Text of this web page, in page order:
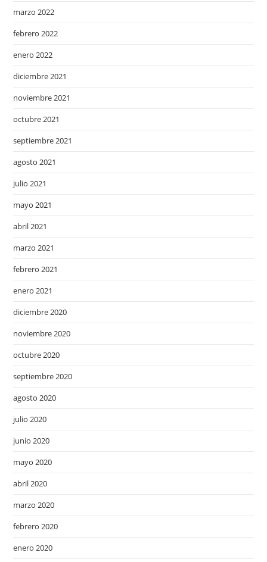
marzo 2022
febrero 2022
enero 2022
diciembre 2021
noviembre 2021
octubre 2021
septiembre 2021
agosto 2021
julio 2021
mayo 2021
abril 2021
marzo 2021
febrero 2021
enero 2021
diciembre 2020
noviembre 2020
octubre 2020
septiembre 2020
agosto 2020
julio 2020
junio 2020
mayo 2020
abril 2020
marzo 2020
febrero 2020
enero 2020